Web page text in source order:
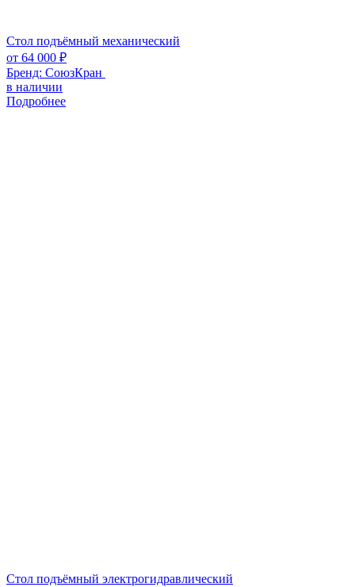
Стол подъёмный механический
от 64 000 ₽
Бренд: СоюзКран
в наличии
Подробнее
Стол подъёмный электрогидравлический